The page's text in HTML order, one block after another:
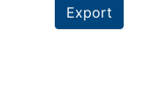
Export